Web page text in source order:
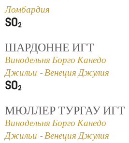
Ломбардия
ШАРДОННЕ ИГТ
Винодельня Борго Канедо
Джильи - Венеция Джулия
МЮЛЛЕР ТУРГАУ ИГТ
Винодельня Борго Канедо
Джильи - Венеция Джулия